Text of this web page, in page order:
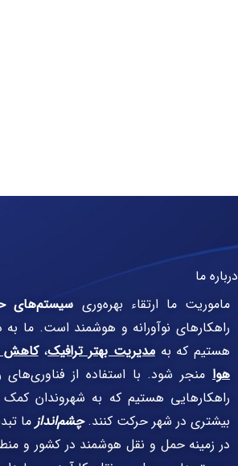
درباره ما
ماموریت ما ارتقاء بهره‌وری سیستم‌های
راهکارهای نوآورانه و هوشمند است. ما
هستیم که بهمدیریت بهتر ترافیک،کاهش
هوا منجر شود. با استفاده از فناوری‌های
راهکارهایی هستیم که به شهروندان
بیشتری در شهر حرکت کنند.چشم‌اندازما
در زمینه حمل و نقل هوشمند در کشور و